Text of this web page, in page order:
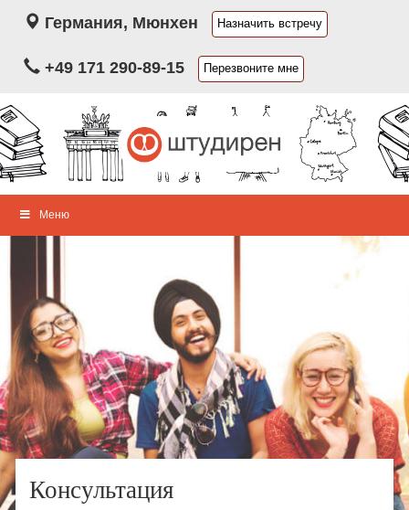
Германия, Мюнхен Назначить встречу
+49 171 290-89-15 Перезвоните мне
Меню
Консультация